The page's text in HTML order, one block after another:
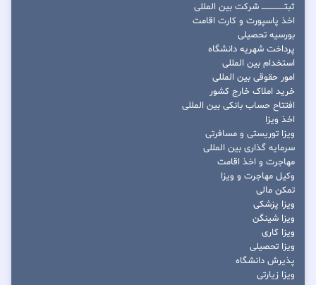
ثبتــــــــــــــــ شرکت بین المللی
اخذ پاسپورت و کارت اقامت
بورسیه تحصیلی
پرداخت شهریه دانشگاه
استخدام بین المللی
امور حقوقی بین المللی
خرید املاک خارج کشور
افتتاح حساب بانکی بین المللی
اخذ ویزا
ویزا توریستی و مسافرتی
سرمایه گذاری بین المللی
مهاجرت و اخذ اقامت
وکیل مهاجرت و ویزا
تمکن مالی
ویزا پزشکی
ویزا شینگن
ویزا کاری
ویزا تحصیلی
پذیرش دانشگاه
ویزا زیارتی